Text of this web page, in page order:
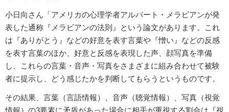
小日向さん「アメリカの心理学者アルバート・メラビアンが発
表した通称『メラビアンの法則』という論文があります。これ
は『ありがとう』などの好意を表す言葉や『憎い』などの反感
を表す言葉のほか、好意と反感を表現した声、顔写真を準備
し、これらの言葉・音声・写真をさまざまに組み合わせて被験
者に提示し、どう感じたかを判断してもらうというものです。
その結果、言葉（言語情報）、音声（聴覚情報）、写真（視覚